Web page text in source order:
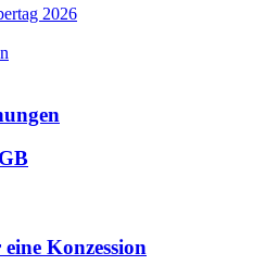
2026
Konzession